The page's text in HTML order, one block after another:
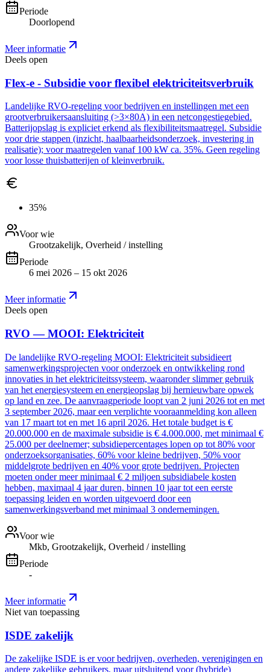
Periode
Doorlopend
Meer informatie
Deels open
Flex-e - Subsidie voor flexibel elektriciteitsverbruik
Landelijke RVO-regeling voor bedrijven en instellingen met een
grootverbruikersaansluiting (>3×80A) in een netcongestiegebied.
Batterijopslag is expliciet erkend als flexibiliteitsmaatregel. Subsidie
voor drie stappen (inzicht, haalbaarheidsonderzoek, investering in
realisatie); voor maatregelen vanaf 100 kW ca. 35%. Geen regeling
voor losse thuisbatterijen of kleinverbruik.
35%
Voor wie
Grootzakelijk, Overheid / instelling
Periode
6 mei 2026 – 15 okt 2026
Meer informatie
Deels open
RVO — MOOI: Elektriciteit
De landelijke RVO-regeling MOOI: Elektriciteit subsidieert
samenwerkingsprojecten voor onderzoek en ontwikkeling rond
innovaties in het elektriciteitssysteem, waaronder slimmer gebruik
van het energiesysteem en energieopslag bij hernieuwbare opwek
op land en zee. De aanvraagperiode loopt van 2 juni 2026 tot en met
3 september 2026, maar een verplichte vooraanmelding kon alleen
van 17 maart tot en met 16 april 2026. Het totale budget is €
20.000.000 en de maximale subsidie is € 4.000.000, met minimaal €
25.000 per deelnemer; subsidiepercentages lopen op tot 80% voor
onderzoeksorganisaties, 60% voor kleine bedrijven, 50% voor
middelgrote bedrijven en 40% voor grote bedrijven. Projecten
moeten onder meer minimaal € 2 miljoen subsidiabele kosten
hebben, maximaal 4 jaar duren, binnen 10 jaar tot een eerste
toepassing leiden en worden uitgevoerd door een
samenwerkingsverband met minimaal 3 ondernemingen.
Voor wie
Mkb, Grootzakelijk, Overheid / instelling
Periode
-
Meer informatie
Niet van toepassing
ISDE zakelijk
De zakelijke ISDE is er voor bedrijven, overheden, verenigingen en
andere zakelijke gebruikers, maar uitsluitend voor (hybride)